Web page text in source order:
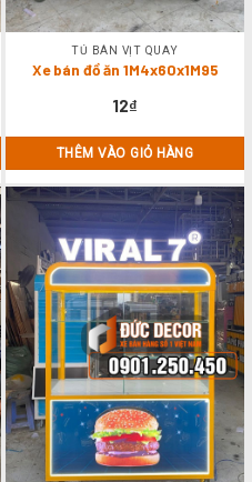
TỦ BÁN VỊT QUAY
Xe bán đồ ăn 1M4x60x1M95
12₫
THÊM VÀO GIỎ HÀNG